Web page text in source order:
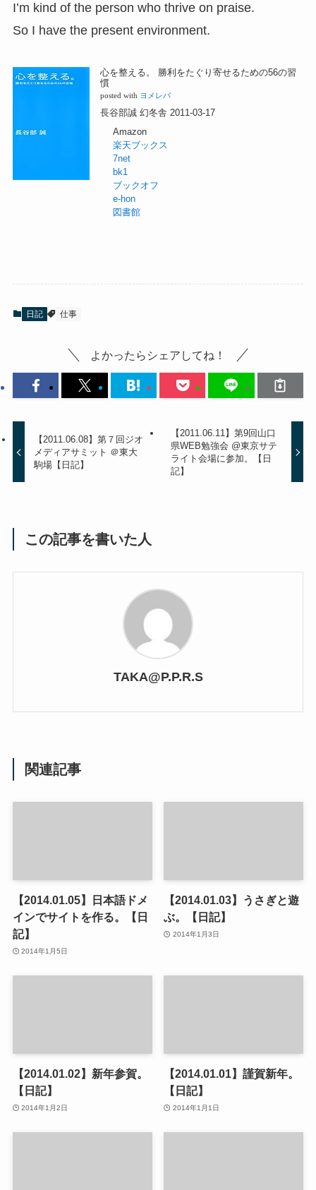
I’m kind of the person who thrive on praise.
So I have the present environment.
心を整える。 勝利をたぐり寄せるための56の習
慣
posted with ヨメレバ
長谷部誠 幻冬舎 2011-03-17
Amazon
楽天ブックス
7net
bk1
ブックオフ
e-hon
図書館
日記 仕事
よかったらシェアしてね！
【2011.06.08】第７回ジオ
メディアサミット ＠東大
駒場【日記】
【2011.06.11】第9回山口
県WEB勉強会 @東京サテ
ライト会場に参加。【日
記】
この記事を書いた人
TAKA@P.P.R.S
関連記事
【2014.01.05】日本語ドメ
インでサイトを作る。【日
記】
2014年1月5日
【2014.01.03】うさぎと遊
ぶ。【日記】
2014年1月3日
【2014.01.02】新年参賀。
【日記】
2014年1月2日
【2014.01.01】謹賀新年。
【日記】
2014年1月1日